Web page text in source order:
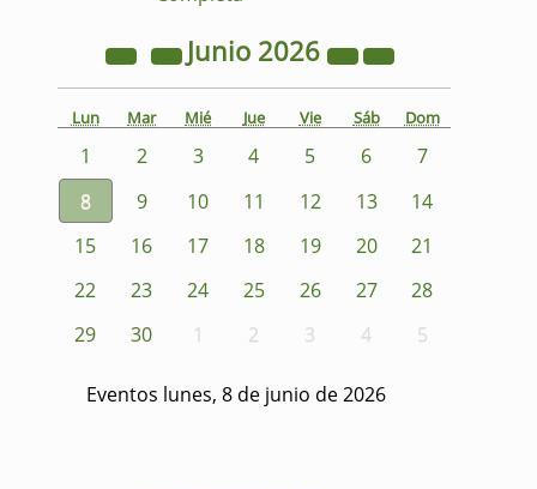
Junio 2026
Lun Mar Mié Jue Vie Sáb Dom
1 2 3 4 5 6
7
8
9 10 11 12 13
14
15
16 17 18 19 20
21
22
23 24 25 26 27
28
29
30 1 2 3 4 5
Eventos lunes, 8 de junio de 2026